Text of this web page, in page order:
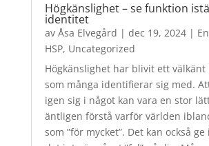
Högkänslighet – se funktion
identitet
av Åsa Elvegård | dec 19, 2024|
HSP, Uncategorized
Högkänslighet har blivit ett välkänt
som många identifierar sig med.
igen sig i något kan vara en stor
äntligen förstå varför världen
som ”för mycket”. Det kan också